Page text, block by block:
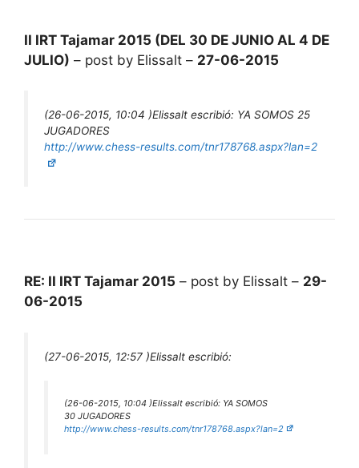
II IRT Tajamar 2015 (DEL 30 DE JUNIO AL 4 DE
JULIO) – post by Elissalt – 27-06-2015
(26-06-2015, 10:04 )Elissalt escribió: YA SOMOS 25
JUGADORES
http://www.chess-results.com/tnr178768.aspx?lan=2
RE: II IRT Tajamar 2015 – post by Elissalt – 29-
06-2015
(27-06-2015, 12:57 )Elissalt escribió:
(26-06-2015, 10:04 )Elissalt escribió: YA SOMOS
30 JUGADORES
http://www.chess-results.com/tnr178768.aspx?lan=2